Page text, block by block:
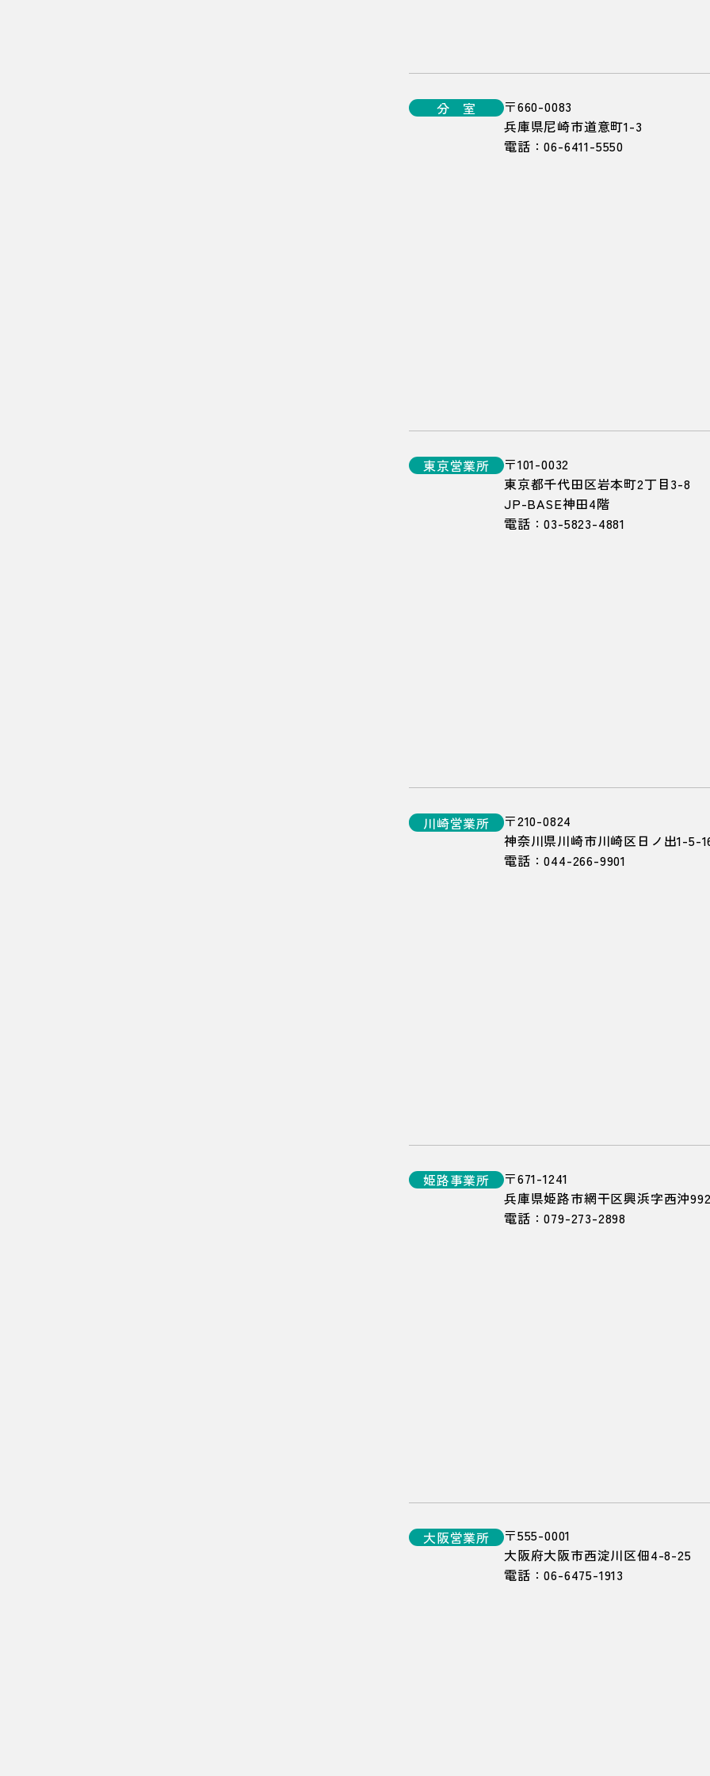
分 室
〒660-0083
兵庫県尼崎市道意町1-3
電話：06-6411-5550
東京営業所
〒101-0032
東京都千代田区岩本町2丁目3-8
JP-BASE神田4階
電話：03-5823-4881
川崎営業所
〒210-0824
神奈川県川崎市川崎区日ノ出1-5-
電話：044-266-9901
姫路事業所
〒671-1241
兵庫県姫路市網干区興浜字西沖
電話：079-273-2898
大阪営業所
〒555-0001
大阪府大阪市西淀川区佃4-8-25
電話：06-6475-1913